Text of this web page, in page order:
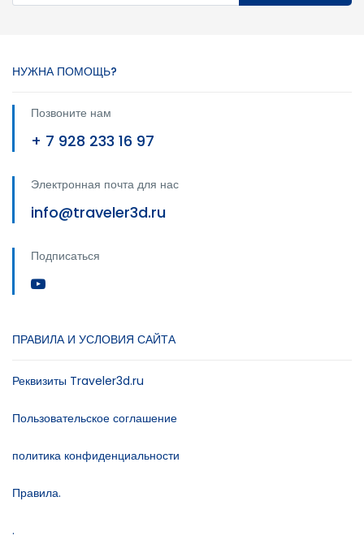
НУЖНА ПОМОЩЬ?
Позвоните нам
+ 7 928 233 16 97
Электронная почта для нас
info@traveler3d.ru
Подписаться
ПРАВИЛА И УСЛОВИЯ САЙТА
Реквизиты Traveler3d.ru
Пользовательское соглашение
политика конфиденциальности
Правила.
.